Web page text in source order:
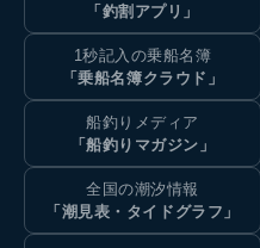
「釣割アプリ」
1秒記入の乗船名簿
「乗船名簿クラウド」
船釣りメディア
「船釣りマガジン」
全国の潮汐情報
「潮見表・タイドグラフ」